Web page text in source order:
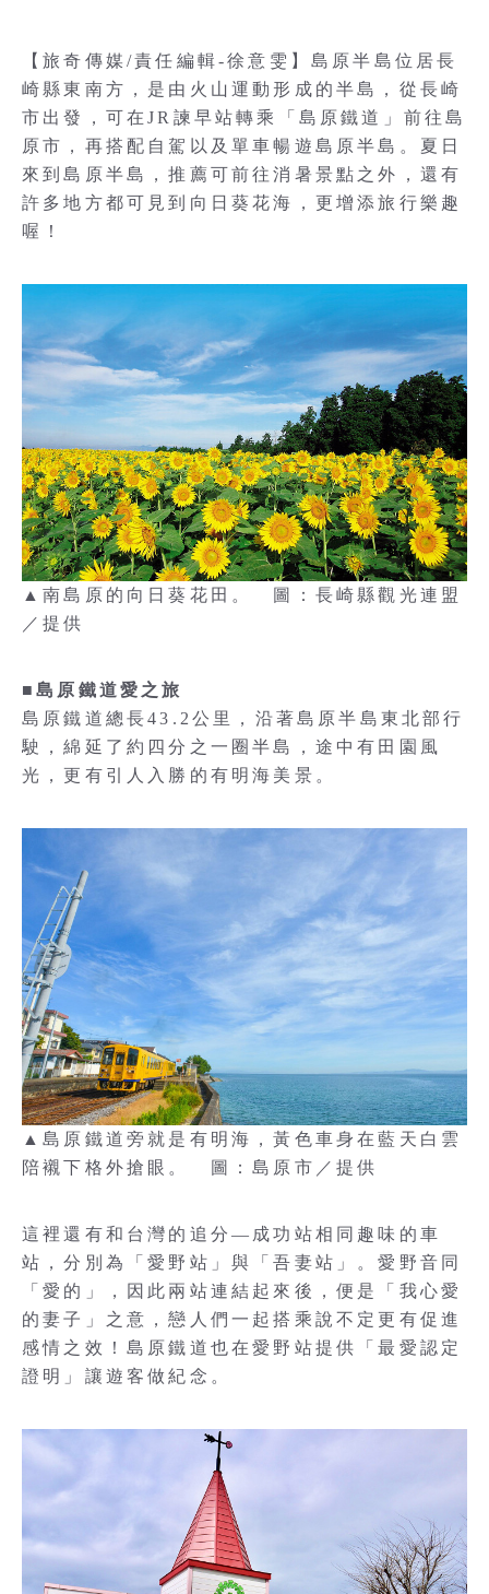
【旅奇傳媒/責任編輯-徐意雯】島原半島位居長
崎縣東南方，是由火山運動形成的半島，從長崎
市出發，可在JR諫早站轉乘「島原鐵道」前往島
原市，再搭配自駕以及單車暢遊島原半島。夏日
來到島原半島，推薦可前往消暑景點之外，還有
許多地方都可見到向日葵花海，更增添旅行樂趣
喔！
▲南島原的向日葵花田。 圖：長崎縣觀光連盟
／提供
■島原鐵道愛之旅
島原鐵道總長43.2公里，沿著島原半島東北部行
駛，綿延了約四分之一圈半島，途中有田園風
光，更有引人入勝的有明海美景。
▲島原鐵道旁就是有明海，黃色車身在藍天白雲
陪襯下格外搶眼。 圖：島原市／提供
這裡還有和台灣的追分—成功站相同趣味的車
站，分別為「愛野站」與「吾妻站」。愛野音同
「愛的」，因此兩站連結起來後，便是「我心愛
的妻子」之意，戀人們一起搭乘說不定更有促進
感情之效！島原鐵道也在愛野站提供「最愛認定
證明」讓遊客做紀念。